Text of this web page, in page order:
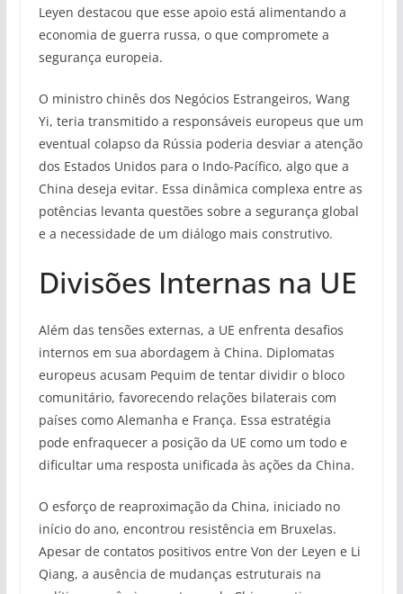
Leyen destacou que esse apoio está alimentando a
economia de guerra russa, o que compromete a
segurança europeia.
O ministro chinês dos Negócios Estrangeiros, Wang
Yi, teria transmitido a responsáveis europeus que um
eventual colapso da Rússia poderia desviar a atenção
dos Estados Unidos para o Indo-Pacífico, algo que a
China deseja evitar. Essa dinâmica complexa entre as
potências levanta questões sobre a segurança global
e a necessidade de um diálogo mais construtivo.
Divisões Internas na UE
Além das tensões externas, a UE enfrenta desafios
internos em sua abordagem à China. Diplomatas
europeus acusam Pequim de tentar dividir o bloco
comunitário, favorecendo relações bilaterais com
países como Alemanha e França. Essa estratégia
pode enfraquecer a posição da UE como um todo e
dificultar uma resposta unificada às ações da China.
O esforço de reaproximação da China, iniciado no
início do ano, encontrou resistência em Bruxelas.
Apesar de contatos positivos entre Von der Leyen e Li
Qiang, a ausência de mudanças estruturais na